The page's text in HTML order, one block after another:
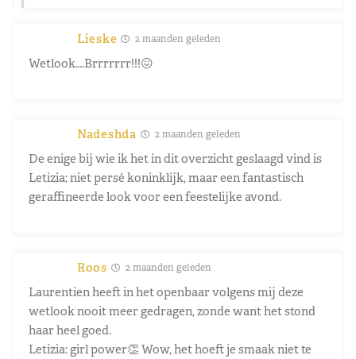
Lieske 2 maanden geleden
Wetlook….Brrrrrrr!!!😖
Nadeshda 2 maanden geleden
De enige bij wie ik het in dit overzicht geslaagd vind is
Letizia; niet persé koninklijk, maar een fantastisch
geraffineerde look voor een feestelijke avond.
Roos 2 maanden geleden
Laurentien heeft in het openbaar volgens mij deze
wetlook nooit meer gedragen, zonde want het stond
haar heel goed.
Letizia: girl power👏 Wow, het hoeft je smaak niet te